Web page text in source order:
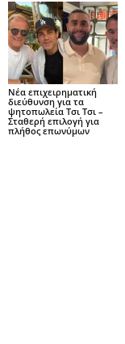
Νέα επιχειρηματική
διεύθυνση για τα
ψητοπωλεία Τσι Τσι –
Σταθερή επιλογή για
πλήθος επωνύμων